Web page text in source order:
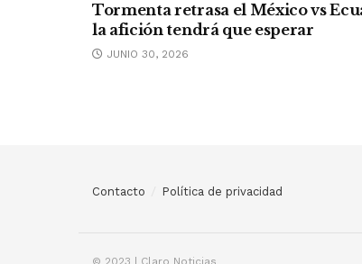
Tormenta retrasa el México vs
la afición tendrá que esperar
JUNIO 30, 2026
Contacto Política de privacidad